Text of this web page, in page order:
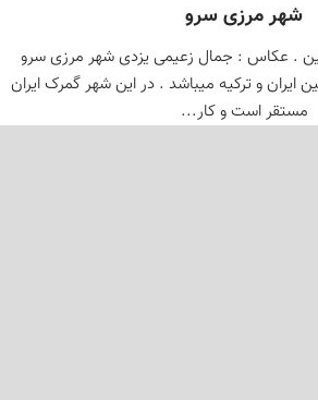
شهر مرزی سرو
. عکاس : جمال زعیمی یزدی شهر مرزی سرو
ایران و ترکیه میباشد . در این شهر گمرک ایران
مستقر است و کار...